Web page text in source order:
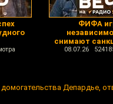
ФИФА
снимают
08.07.26
Депардье,